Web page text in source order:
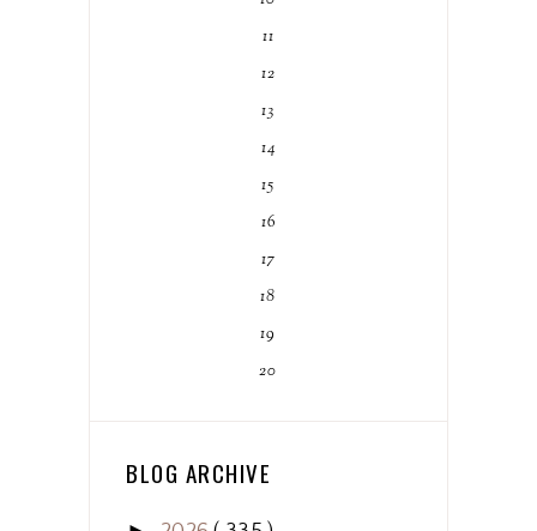
11
12
13
14
15
16
17
18
19
20
BLOG ARCHIVE